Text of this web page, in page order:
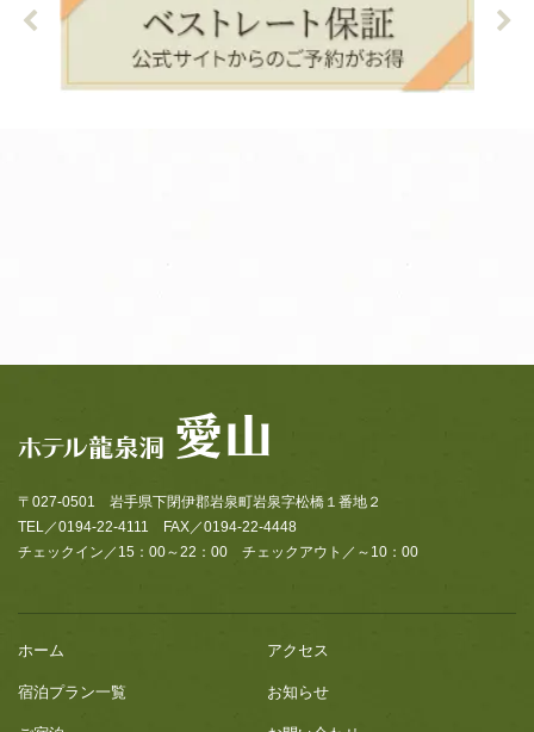
〒027-0501 岩手県下閉伊郡岩泉町岩泉字松橋１番地２
TEL／0194-22-4111 FAX／0194-22-4448
チェックイン／15：00～22：00 チェックアウト／～10：00
ホーム
宿泊プラン一覧
アクセス
お知らせ